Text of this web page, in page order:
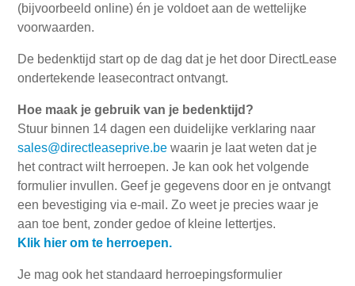
(bijvoorbeeld online) én je voldoet aan de wettelijke
voorwaarden.
De bedenktijd start op de dag dat je het door DirectLease
ondertekende leasecontract ontvangt.
Hoe maak je gebruik van je bedenktijd?
Stuur binnen 14 dagen een duidelijke verklaring naar
sales@directleaseprive.be waarin je laat weten dat je
het contract wilt herroepen. Je kan ook het volgende
formulier invullen. Geef je gegevens door en je ontvangt
een bevestiging via e-mail. Zo weet je precies waar je
aan toe bent, zonder gedoe of kleine lettertjes.
Klik hier om te herroepen.
Je mag ook het standaard herroepingsformulier